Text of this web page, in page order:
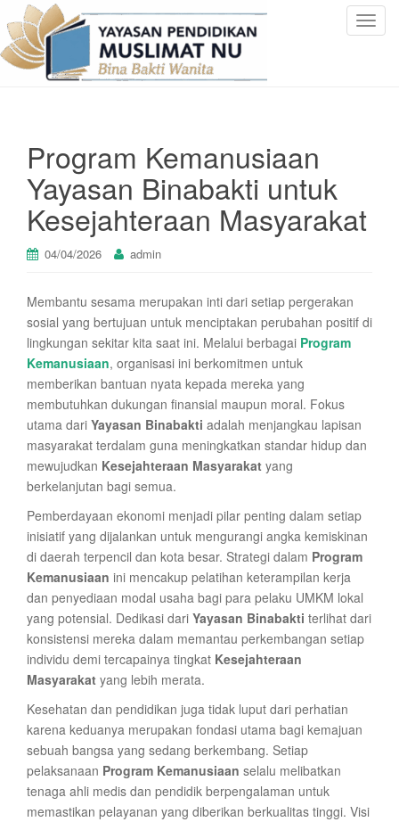
T
g
n
Program Kemanusiaan
Yayasan Binabakti untuk
Kesejahteraan Masyarakat
04/04/2026 admin
Membantu sesama merupakan inti dari setiap pergerakan
sosial yang bertujuan untuk menciptakan perubahan positif di
lingkungan sekitar kita saat ini. Melalui berbagai Program
Kemanusiaan, organisasi ini berkomitmen untuk
memberikan bantuan nyata kepada mereka yang
membutuhkan dukungan finansial maupun moral. Fokus
utama dari Yayasan Binabakti adalah menjangkau lapisan
masyarakat terdalam guna meningkatkan standar hidup dan
mewujudkan Kesejahteraan Masyarakat yang
berkelanjutan bagi semua.
Pemberdayaan ekonomi menjadi pilar penting dalam setiap
inisiatif yang dijalankan untuk mengurangi angka kemiskinan
di daerah terpencil dan kota besar. Strategi dalam Program
Kemanusiaan ini mencakup pelatihan keterampilan kerja
dan penyediaan modal usaha bagi para pelaku UMKM lokal
yang potensial. Dedikasi dari Yayasan Binabakti terlihat dari
konsistensi mereka dalam memantau perkembangan setiap
individu demi tercapainya tingkat Kesejahteraan
Masyarakat yang lebih merata.
Kesehatan dan pendidikan juga tidak luput dari perhatian
karena keduanya merupakan fondasi utama bagi kemajuan
sebuah bangsa yang sedang berkembang. Setiap
pelaksanaan Program Kemanusiaan selalu melibatkan
tenaga ahli medis dan pendidik berpengalaman untuk
memastikan pelayanan yang diberikan berkualitas tinggi. Visi